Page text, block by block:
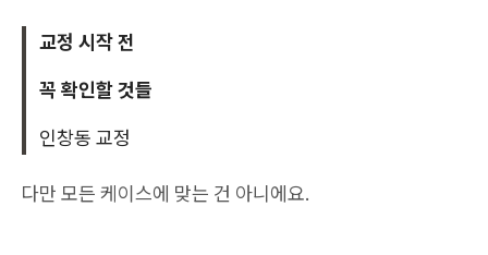
교정 시작 전
꼭 확인할 것들
인창동 교정
다만 모든 케이스에 맞는 건 아니에요.